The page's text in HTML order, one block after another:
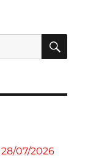
07/2026